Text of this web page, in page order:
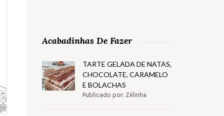
Acabadinhas De Fazer
TARTE GELADA DE NATAS,
CHOCOLATE, CARAMELO
E BOLACHAS
Publicado por: Zélinha